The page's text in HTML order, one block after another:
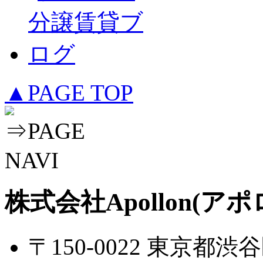
▲PAGE TOP
株式会社Apollon(アポ
〒150-0022 東京都渋